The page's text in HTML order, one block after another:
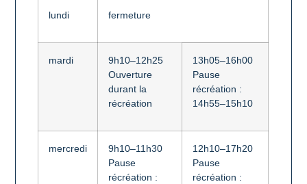
lundi fermeture
mardi 9h10–12h25
Ouverture
durant la
récréation
13h05–16h00
Pause
récréation :
14h55–15h10
mercredi 9h10–11h30
Pause
récréation :
12h10–17h20
Pause
récréation :